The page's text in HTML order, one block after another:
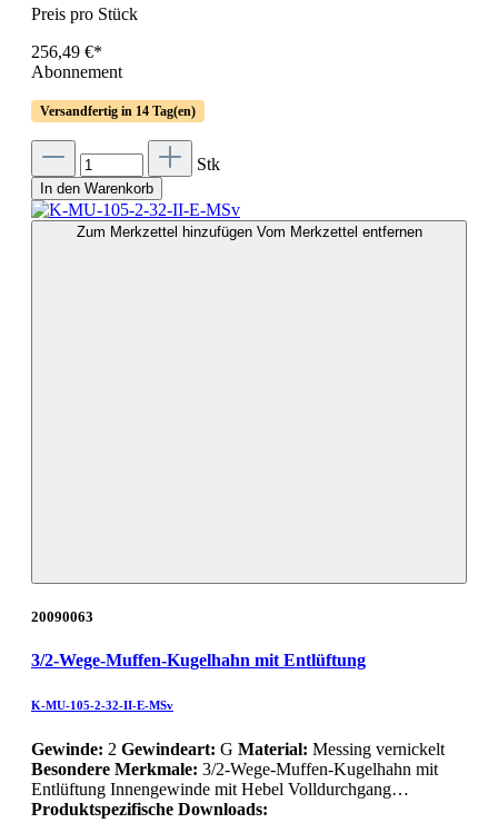
Preis pro Stück
256,49 €*
Abonnement
Versandfertig in 14 Tag(en)
Stk
In den Warenkorb
Zum Merkzettel hinzufügen Vom Merkzettel entfernen
20090063
3/2-Wege-Muffen-Kugelhahn mit Entlüftung
K-MU-105-2-32-II-E-MSv
Gewinde: 2 Gewindeart: G Material: Messing vernickelt
Besondere Merkmale: 3/2-Wege-Muffen-Kugelhahn mit
Entlüftung Innengewinde mit Hebel Volldurchgang…
Produktspezifische Downloads: